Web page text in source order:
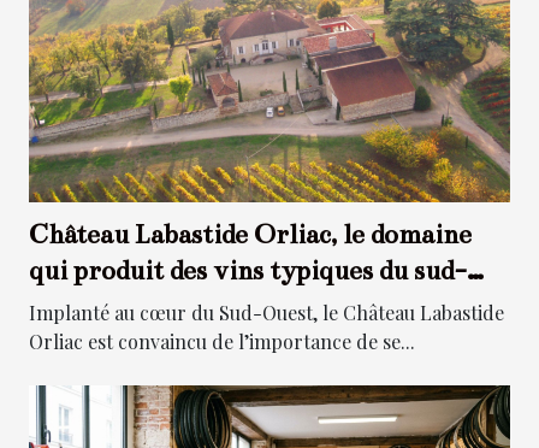
Château Labastide Orliac, le domaine
qui produit des vins typiques du sud-
ouest !
Implanté au cœur du Sud-Ouest, le Château Labastide
Orliac est convaincu de l’importance de se...